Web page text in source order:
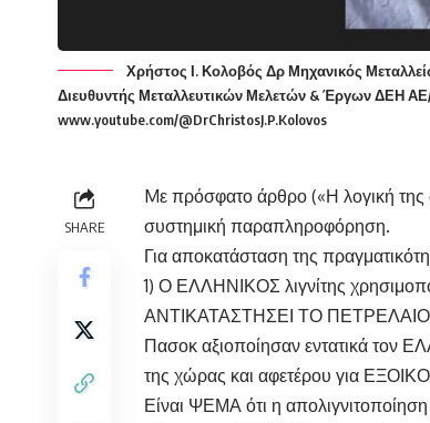
Χρήστος Ι. Κολοβός Δρ Μηχανικός
Διευθυντής Μεταλλευτικών Μελετών & Έργων ΔΕΗ ΑΕ/
www.youtube.com/@DrChristosJ.P.Kolovos
SHARE
Mε πρόσφατο άρθρο («Η λογική της
συστημική παραπληροφόρηση.
Για αποκατάσταση της
1) Ο ΕΛΛΗΝΙΚΟΣ λιγνίτης
ΑΝΤΙΚΑΤΑΣΤΗΣΕΙ ΤΟ ΠΕΤΡΕΛΑΙΟ.
Πασοκ αξιοποίησαν εντατικά
της χώρας και αφετέρου για
Είναι ΨΕΜΑ ότι η